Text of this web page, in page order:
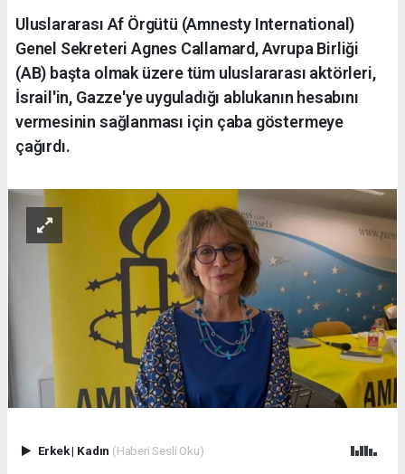
Uluslararası Af Örgütü (Amnesty International)
Genel Sekreteri Agnes Callamard, Avrupa Birliği
(AB) başta olmak üzere tüm uluslararası aktörleri,
İsrail'in, Gazze'ye uyguladığı ablukanın hesabını
vermesinin sağlanması için çaba göstermeye
çağırdı.
Erkek| Kadın (Haberi Sesli Oku)